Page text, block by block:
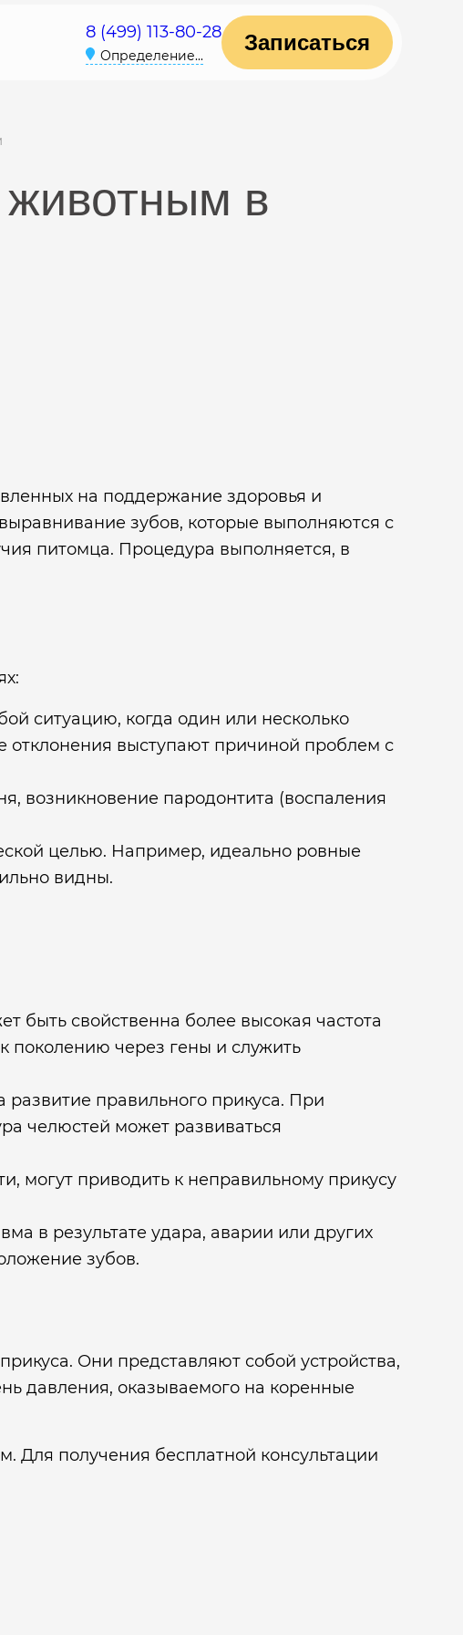
8 (499) 113-80-28
Определение...
Записаться
животным в
на поддержание здоровья и
зубов, которые выполняются с
питомца. Процедура выполняется, в
ситуацию, когда один или несколько
выступают причиной проблем с
возникновение пародонтита (воспаления
целью. Например, идеально ровные
видны.
быть свойственна более высокая частота
поколению через гены и служить
развитие правильного прикуса. При
челюстей может развиваться
могут приводить к неправильному прикусу
в результате удара, аварии или других
зубов.
Они представляют собой устройства,
давления, оказываемого на коренные
Для получения бесплатной консультации